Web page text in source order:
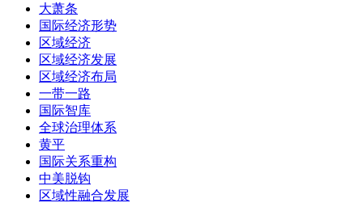
大萧条
国际经济形势
区域经济
区域经济发展
区域经济布局
一带一路
国际智库
全球治理体系
黄平
国际关系重构
中美脱钩
区域性融合发展